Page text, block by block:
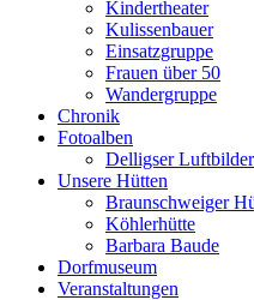
Kindertheater
Kulissenbauer
Einsatzgruppe
Frauen über 50
Wandergruppe
Chronik
Fotoalben
Delligser Luftbilder
Unsere Hütten
Braunschweiger
Köhlerhütte
Barbara Baude
Dorfmuseum
Veranstaltungen